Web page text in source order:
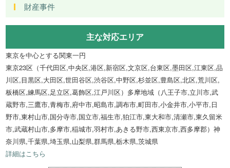
財産事件
主な対応エリア
東京を中心とする関東一円
東京23区（千代田区,中央区,港区,新宿区,文京区,台東区,墨田区,江東区,品
川区,目黒区,大田区,世田谷区,渋谷区,中野区,杉並区,豊島区,北区,荒川区,
板橋区,練馬区,足立区,葛飾区,江戸川区）多摩地域（八王子市,立川市,武
蔵野市,三鷹市,青梅市,府中市,昭島市,調布市,町田市,小金井市,小平市,日
野市,東村山市,国分寺市,国立市,福生市,狛江市,東大和市,清瀬市,東久留米
市,武蔵村山市,多摩市,稲城市,羽村市,あきる野市,西東京市,西多摩郡）神
奈川県,千葉県,埼玉県,山梨県,群馬県,栃木県,茨城県
詳細はこちら